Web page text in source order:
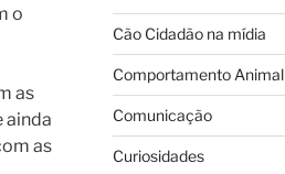
o
as
ainda
as
Cão Cidadão na mídia
Comportamento Animal
Comunicação
Curiosidades